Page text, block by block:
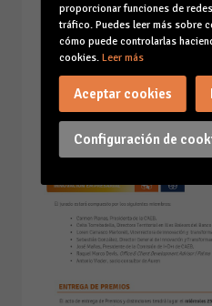
proporcionar funciones de
tráfico. Puedes leer más sobre
cómo puede controlarlas
cookies. Leer más
Configuración de
Aceptar cookies